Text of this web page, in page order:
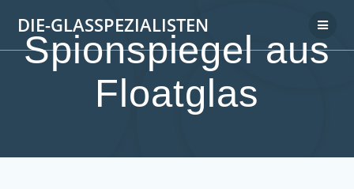
DIE-GLASSPEZIALISTEN
Spionspiegel aus
Floatglas